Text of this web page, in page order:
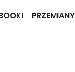
PRZEMIANY